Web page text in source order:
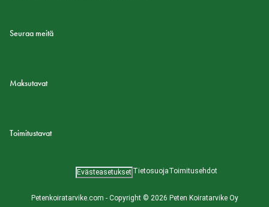
Seuraa meitä
Maksutavat
Toimitustavat
Petenkoiratarvike.com - Copyright © 2026 Peten Koiratarvike Oy
Evästeasetukset TietosuojaToimitusehdot